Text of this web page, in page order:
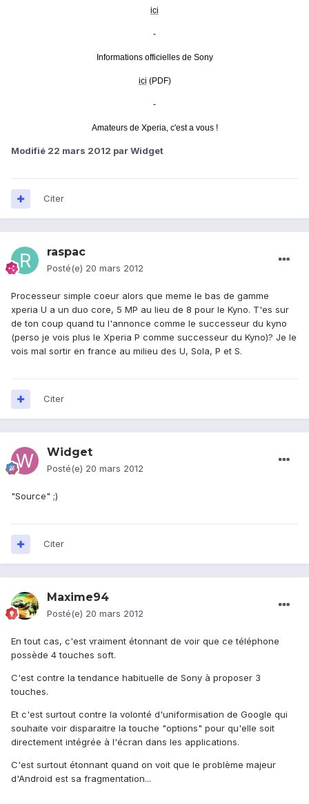
ici
-
Informations officielles de Sony
ici (PDF)
-
Amateurs de Xperia, c'est a vous !
Modifié 22 mars 2012 par Widget
Citer
raspac
Posté(e) 20 mars 2012
Processeur simple coeur alors que meme le bas de gamme
xperia U a un duo core, 5 MP au lieu de 8 pour le Kyno. T'es sur
de ton coup quand tu l'annonce comme le successeur du kyno
(perso je vois plus le Xperia P comme successeur du Kyno)? Je le
vois mal sortir en france au milieu des U, Sola, P et S.
Citer
Widget
Posté(e) 20 mars 2012
"Source" ;)
Citer
Maxime94
Posté(e) 20 mars 2012
En tout cas, c'est vraiment étonnant de voir que ce téléphone
possède 4 touches soft.
C'est contre la tendance habituelle de Sony à proposer 3
touches.
Et c'est surtout contre la volonté d'uniformisation de Google qui
souhaite voir disparaitre la touche "options" pour qu'elle soit
directement intégrée à l'écran dans les applications.
C'est surtout étonnant quand on voit que le problème majeur
d'Android est sa fragmentation...